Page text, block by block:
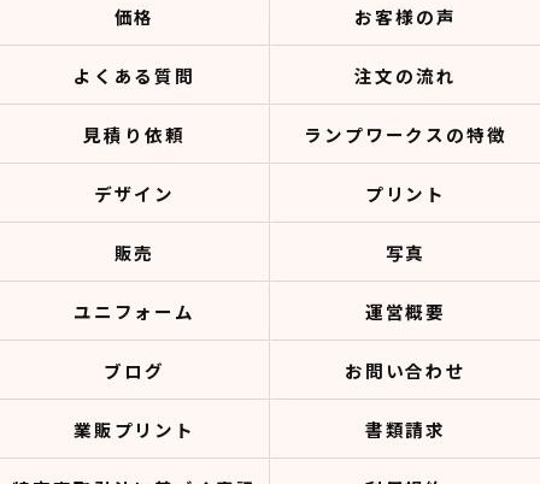
価格 お客様の声
よくある質問 注文の流れ
見積り依頼 ランプワークスの特徴
デザイン プリント
販売 写真
ユニフォーム 運営概要
ブログ お問い合わせ
業販プリント 書類請求